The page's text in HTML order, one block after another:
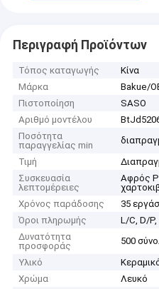
Περιγραφή Προϊόντων
Τόπος καταγωγής
Κίνα
Μάρκα
Bakue/
Πιστοποίηση
SASO
Αριθμό μοντέλου
Ποσότητα
παραγγελίας min
Τιμή
Συσκευασία
λεπτομέρειες
Αφρός
Χρόνος παράδοσης
35
Όροι πληρωμής
L/C, D/
Δυνατότητα
προσφοράς
500
Υλικό
Χρώμα
Λευκό